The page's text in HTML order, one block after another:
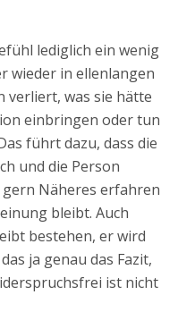
lediglich ein wenig
wieder in ellenlangen
verliert, was sie hätte
einbringen oder tun
führt dazu, dass die
und die Person
Näheres erfahren
bleibt. Auch
bestehen, er wird
ja genau das Fazit,
ist nicht